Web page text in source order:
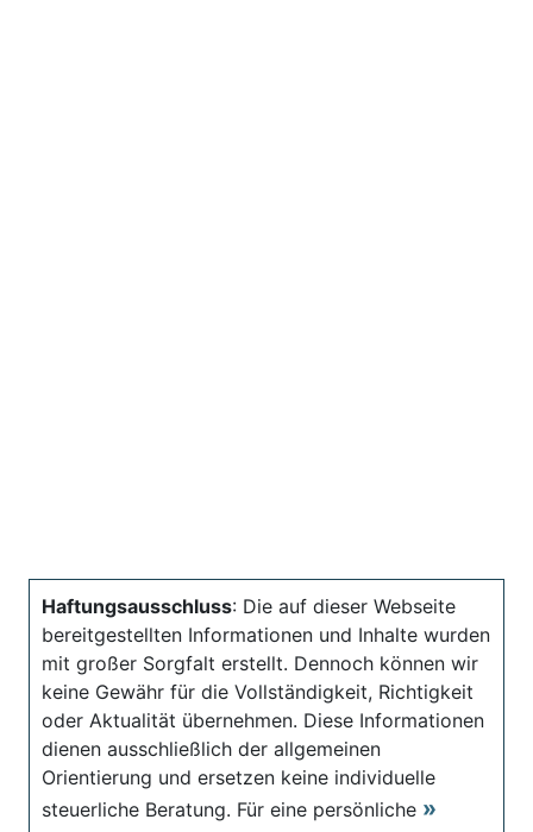
Haftungsausschluss: Die auf dieser Webseite
bereitgestellten Informationen und Inhalte wurden
mit großer Sorgfalt erstellt. Dennoch können wir
keine Gewähr für die Vollständigkeit, Richtigkeit
oder Aktualität übernehmen. Diese Informationen
dienen ausschließlich der allgemeinen
Orientierung und ersetzen keine individuelle
steuerliche Beratung. Für eine persönliche